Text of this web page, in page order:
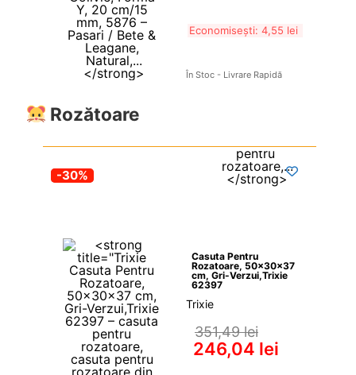
Economisești: 4,55 lei
În Stoc - Livrare Rapidă
Rozătoare
-30%
Casuta Pentru
Rozatoare, 50x30x37
cm, Gri-Verzui,Trixie
62397
Trixie
351,49 lei
246,04 lei